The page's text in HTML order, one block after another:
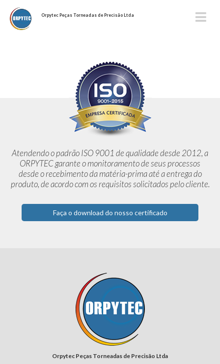
Orpytec Peças Torneadas de Precisão Ltda
Atendendo o padrão ISO 9001 de qualidade desde 2012,a
ORPYTEC garante o monitoramento de seus processos
desde orecebimento da matéria-prima até a entrega do
produto, de acordocom os requisitos solicitados pelo cliente.
Faça o download do nosso certificado
Orpytec Peças Torneadas de Precisão Ltda